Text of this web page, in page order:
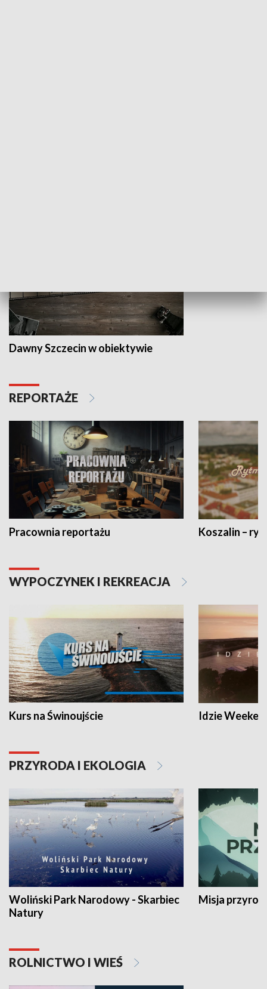
Dawny Szczecin w obiektywie
REPORTAŻE
Pracownia reportażu Koszalin –
WYPOCZYNEK I REKREACJA
Kurs na Świnoujście Idzie
PRZYRODA I EKOLOGIA
Woliński Park Narodowy - Skarbiec
Natury
Misja
ROLNICTWO I WIEŚ